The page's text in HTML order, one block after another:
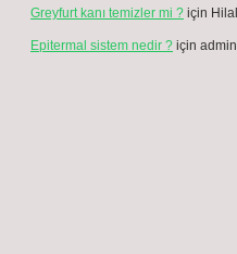
Greyfurt kanı temizler mi ? için Hilal
Epitermal sistem nedir ? için admin